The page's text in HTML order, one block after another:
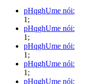
pHqghUme nói:
1;
pHqghUme nói:
1;
pHqghUme nói:
1;
pHqghUme nói:
1;
pHqghUme nói: